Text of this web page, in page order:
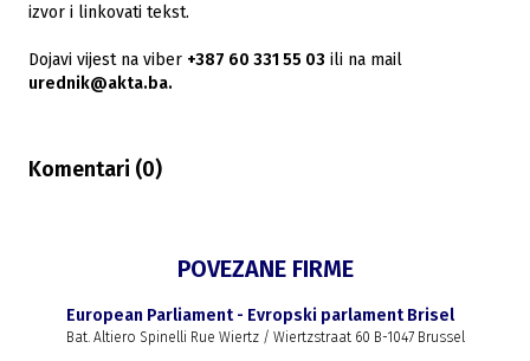
izvor i linkovati tekst.
Dojavi vijest na viber +387 60 331 55 03 ili na mail
urednik@akta.ba.
Komentari (0)
POVEZANE FIRME
European Parliament - Evropski parlament Brisel
Bat. Altiero Spinelli Rue Wiertz / Wiertzstraat 60 B-1047 Brussel